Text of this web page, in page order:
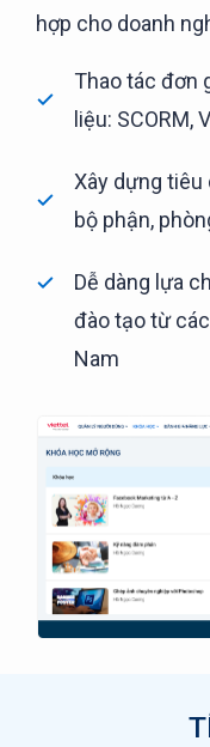
hợp cho doanh
Thao tác đơn
liệu: SCORM,
Xây dựng
bộ phận,
Dễ dàng lựa
đào tạo từ
Nam